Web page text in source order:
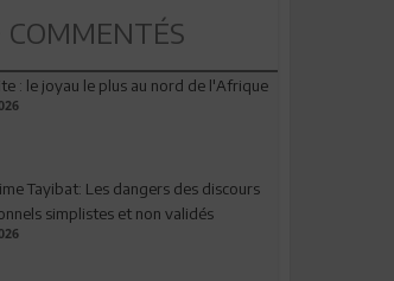
COMMENTÉS
: le joyau le plus au nord de l'Afrique
Tayibat: Les dangers des discours
simplistes et non validés